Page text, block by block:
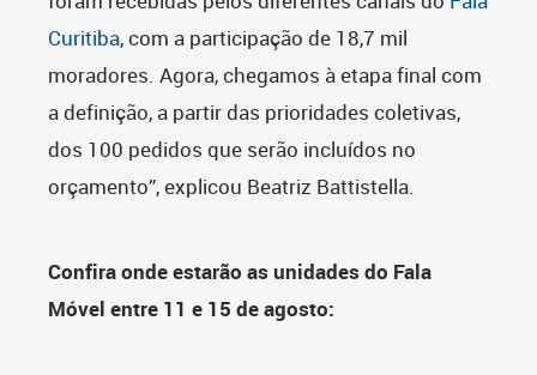
Curitiba, com a participação de 18,7 mil
moradores. Agora, chegamos à etapa final com
a definição, a partir das prioridades coletivas,
dos 100 pedidos que serão incluídos no
orçamento”, explicou Beatriz Battistella.
Confira onde estarão as unidades do Fala
Móvel entre 11 e 15 de agosto: